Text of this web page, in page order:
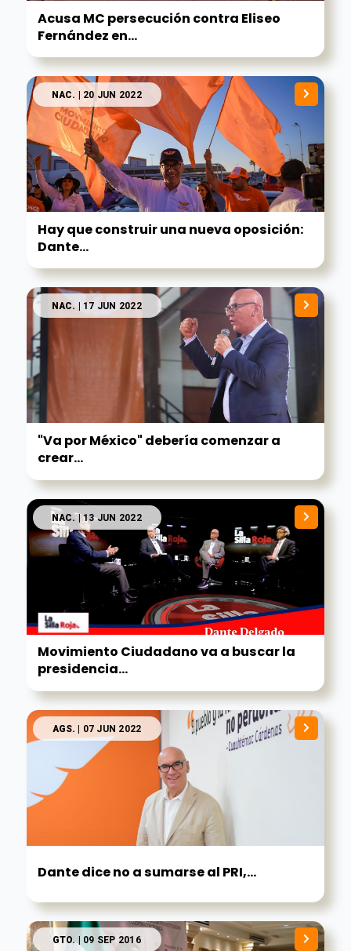
Acusa MC persecución contra Eliseo
Fernández en...
NAC. | 20 JUN 2022
Hay que construir una nueva oposición:
Dante...
NAC. | 17 JUN 2022
"Va por México" debería comenzar a
crear...
NAC.| 13 JUN 2022
Movimiento Ciudadano va a buscar la
presidencia...
AGS. | 07 JUN 2022
Dante dice no a sumarse al PRI,...
GTO.| 09 SEP 2016